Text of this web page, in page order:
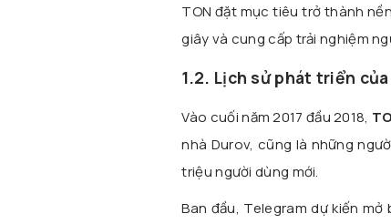
TON đặt mục tiêu trở thành
giây và cung cấp trải nghiệm
1.2. Lịch sử phát triển của
Vào cuối năm 2017 đầu 2018,
nhà Durov, cũng là những
triệu người dùng mới.
Ban đầu, Telegram dự kiến